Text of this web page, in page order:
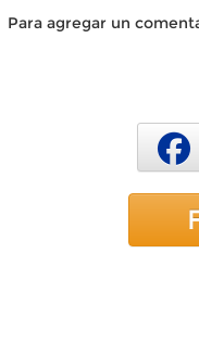
Para agregar un